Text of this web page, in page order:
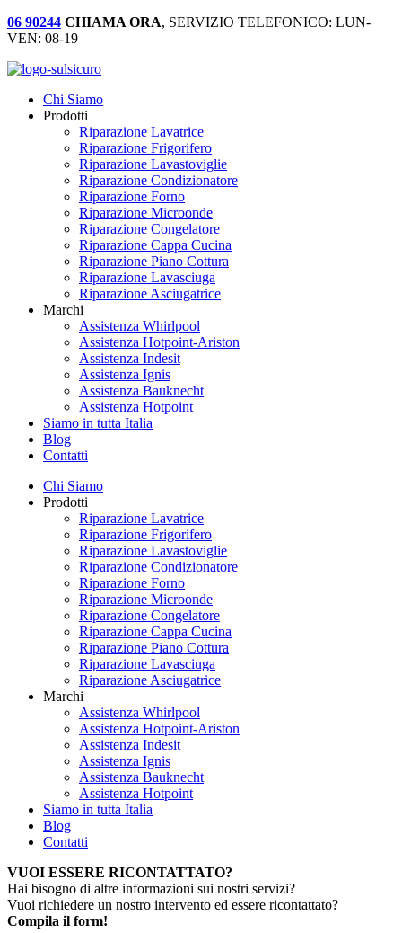
06 90244 CHIAMA ORA, SERVIZIO TELEFONICO: LUN-
VEN: 08-19
Chi Siamo
Prodotti
Riparazione Lavatrice
Riparazione Frigorifero
Riparazione Lavastoviglie
Riparazione Condizionatore
Riparazione Forno
Riparazione Microonde
Riparazione Congelatore
Riparazione Cappa Cucina
Riparazione Piano Cottura
Riparazione Lavasciuga
Riparazione Asciugatrice
Marchi
Assistenza Whirlpool
Assistenza Hotpoint-Ariston
Assistenza Indesit
Assistenza Ignis
Assistenza Bauknecht
Assistenza Hotpoint
Siamo in tutta Italia
Blog
Contatti
Chi Siamo
Prodotti
Riparazione Lavatrice
Riparazione Frigorifero
Riparazione Lavastoviglie
Riparazione Condizionatore
Riparazione Forno
Riparazione Microonde
Riparazione Congelatore
Riparazione Cappa Cucina
Riparazione Piano Cottura
Riparazione Lavasciuga
Riparazione Asciugatrice
Marchi
Assistenza Whirlpool
Assistenza Hotpoint-Ariston
Assistenza Indesit
Assistenza Ignis
Assistenza Bauknecht
Assistenza Hotpoint
Siamo in tutta Italia
Blog
Contatti
VUOI ESSERE RICONTATTATO?
Hai bisogno di altre informazioni sui nostri servizi?
Vuoi richiedere un nostro intervento ed essere ricontattato?
Compila il form!